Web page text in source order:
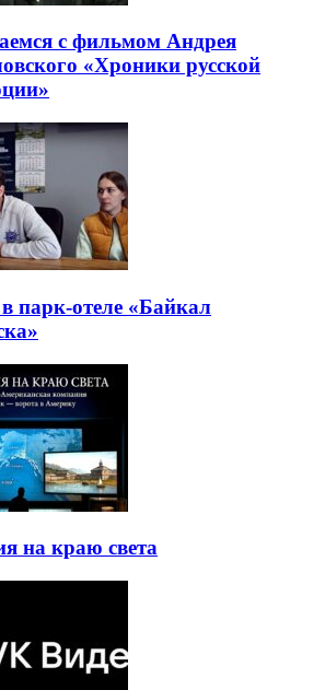
с фильмом Андрея
«Хроники русской
парк-отеле «Байкал
на краю света